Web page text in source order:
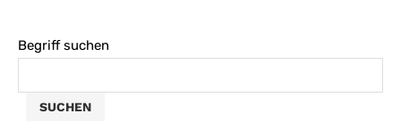
Begriff suchen
SUCHEN